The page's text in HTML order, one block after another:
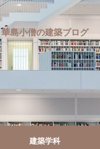
華島小僧の建築ブログ
建築学科